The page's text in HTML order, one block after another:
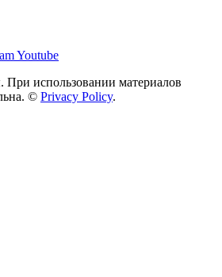
Youtube
использовании материалов
© Privacy Policy.